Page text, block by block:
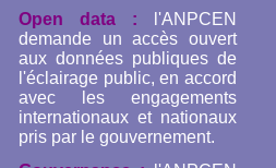
Open data : l'ANPCEN
demande un accès ouvert
aux données publiques de
l'éclairage public, en accord
avec les engagements
internationaux et nationaux
pris par le gouvernement.